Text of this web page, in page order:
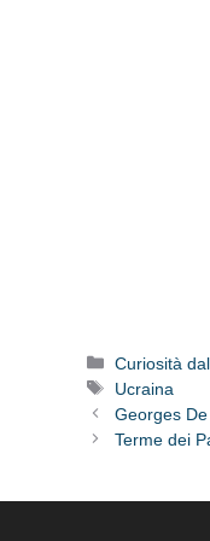
Categorie
Curiosità
Tag
Ucraina
Georges
Terme dei